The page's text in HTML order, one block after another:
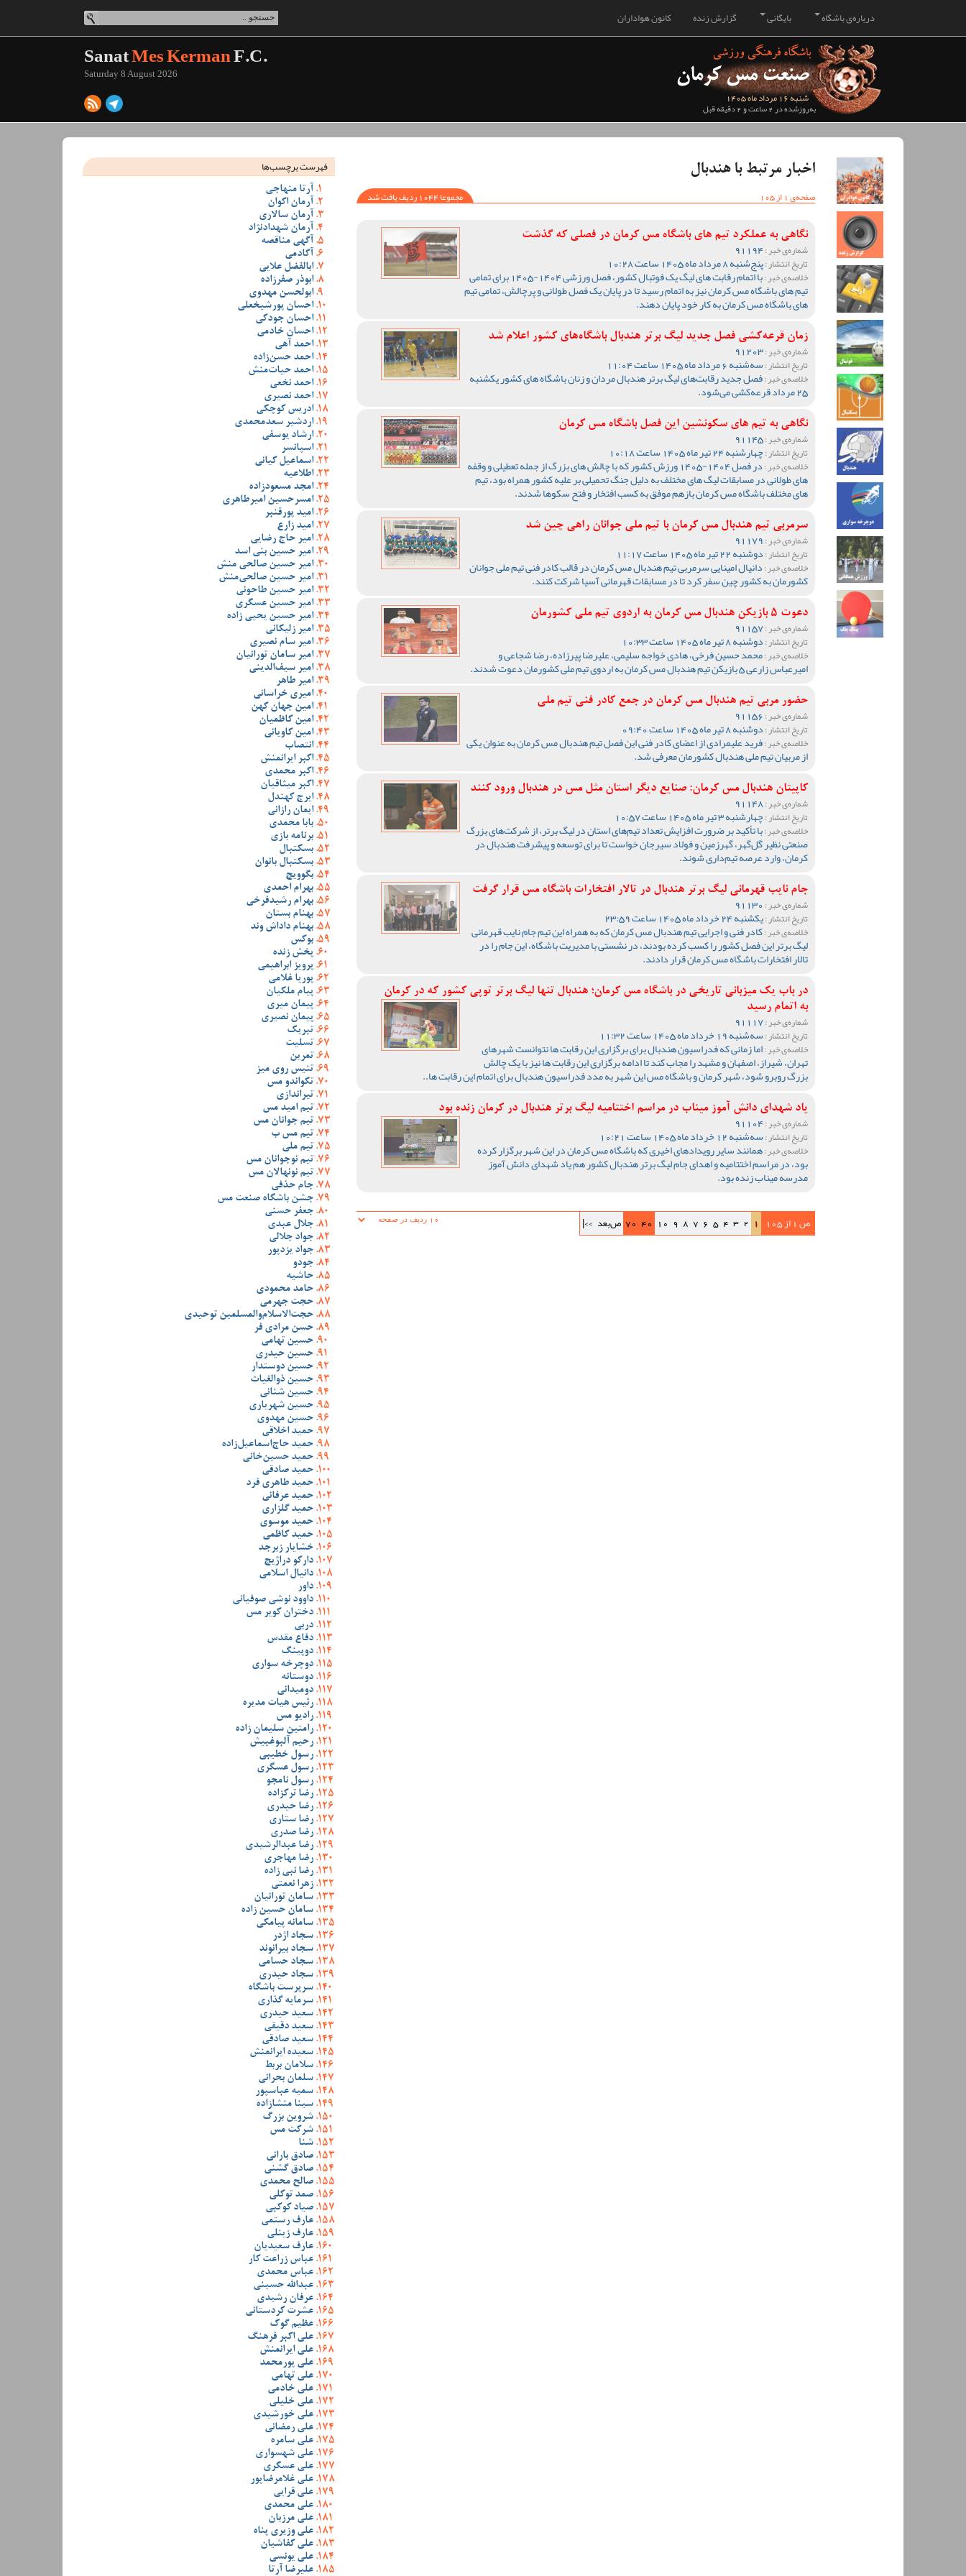
کانون هواداران گزارش زنده بایگانی درباره‌ی باشگاه
شنبه 16 مرداد ماه 1405
به‌روزشده در 2 ساعت و 2 دقیقه قبل
SanatMes KermanF.C.
Saturday 8 August 2026
اخبار مرتبط با هندبال
صفحه‌ی 1 از 105
مجموعا 1044 ردیف یافت شد
نگاهی به عملکرد تیم های باشگاه مس کرمان در فصلی که گذشت
شماره‌ی خبر :91194
تاریخ انتشار :پنج‌شنبه 8 مرداد ماه 1405 ساعت 10:28
خلاصه‌ی خبر : با اتمام رقابت های لیگ یک فوتبال کشور، فصل ورزشی 1404-1405 برای تمامی
تیم های باشگاه مس کرمان نیز به اتمام رسید تا در پایان یک فصل طولانی و پرچالش، تمامی تیم
های باشگاه مس کرمان به کار خود پایان دهند.
زمان قرعه‌کشی فصل جدید لیگ برتر هندبال باشگاه‌های کشور اعلام شد
شماره‌ی خبر :91203
تاریخ انتشار :سه‌شنبه 6 مرداد ماه 1405 ساعت 11:04
خلاصه‌ی خبر :فصل جدید رقابت‌های لیگ برتر هندبال مردان و زنان باشگاه های کشور یکشنبه
25 مرداد قرعه‌کشی می‌شود.
نگاهی به تیم های سکونشین این فصل باشگاه مس کرمان
شماره‌ی خبر :91145
تاریخ انتشار :چهارشنبه 24 تیر ماه 1405 ساعت 10:18
خلاصه‌ی خبر : در فصل 1404-1405 ورزش کشور که با چالش های بزرگ از جمله تعطیلی و وقفه
های طولانی در مسابقات لیگ های مختلف به دلیل جنگ تحمیلی بر علیه کشور همراه بود، تیم
های مختلف باشگاه مس کرمان بازهم موفق به کسب افتخار و فتح سکوها شدند.
سرمربی تیم هندبال مس کرمان با تیم ملی جوانان راهی چین شد
شماره‌ی خبر :
تاریخ انتشار :دوشنبه 22 تیر ماه 1405 ساعت 11:17
خلاصه‌ی خبر :دانیال امینایی سرمربی تیم هندبال مس کرمان در قالب کادر فنی تیم ملی جوانان
کشورمان به کشور چین سفر کرد تا در مسابقات قهرمانی آسیا شرکت کنند.
دعوت 5 بازیکن هندبال مس کرمان به اردوی تیم ملی کشورمان
شماره‌ی خبر :91157
تاریخ انتشار :دوشنبه 8 تیر ماه 1405 ساعت 10:33
خلاصه‌ی خبر :محمد حسین فرخی، هادی خواجه سلیمی، علیرضا پیرزاده، رضا شجاعی و
امیرعباس زارعی 5 بازیکن تیم هندبال مس کرمان به اردوی تیم ملی کشورمان دعوت شدند.
حضور مربی تیم هندبال مس کرمان در جمع کادر فنی تیم ملی
شماره‌ی خبر :
تاریخ انتشار :دوشنبه 8 تیر ماه 1405 ساعت 09:40
خلاصه‌ی خبر :فرید علیمرادی از اعضای کادر فنی این فصل تیم هندبال مس کرمان به عنوان یکی
از مربیان تیم ملی هندبال کشورمان معرفی شد.
کاپیتان هندبال مس کرمان: صنایع دیگر استان مثل مس در هندبال ورود کنند
شماره‌ی خبر :91148
تاریخ انتشار :چهارشنبه 3 تیر ماه 1405 ساعت 10:57
خلاصه‌ی خبر :با تأکید بر ضرورت افزایش تعداد تیم‌های استان در لیگ برتر، از شرکت‌های بزرگ
صنعتی نظیر گل‌گهر، گهرزمین و فولاد سیرجان خواست تا برای توسعه و پیشرفت هندبال در
کرمان، وارد عرصه تیم‌داری شوند.
جام نایب قهرمانی لیگ برتر هندبال در تالار افتخارات باشگاه مس قرار گرفت
شماره‌ی خبر :
تاریخ انتشار :یکشنبه 24 خرداد ماه 1405 ساعت 23:59
خلاصه‌ی خبر :کادر فنی و اجرایی تیم هندبال مس کرمان که به همراه این تیم جام نایب قهرمانی
لیگ برتر این فصل کشور را کسب کرده بودند، در نشستی با مدیریت باشگاه، این جام را در
تالار افتخارات باشگاه مس کرمان قرار دادند.
در باب یک میزبانی تاریخی در باشگاه مس کرمان؛ هندبال تنها لیگ برتر توپی کشور که در کرمان
به اتمام رسید
شماره‌ی خبر :91117
تاریخ انتشار :سه‌شنبه 19 خرداد ماه 1405 ساعت 11:32
خلاصه‌ی خبر :اما زمانی که فدراسیون هندبال برای برگزاری این رقابت ها نتوانست شهرهای
تهران، شیراز، اصفهان و مشهد را مجاب کند تا ادامه برگزاری این رقابت ها نیز با یک چالش
بزرگ روبرو شود، شهر کرمان و باشگاه مس این شهر به مدد فدراسیون هندبال برای اتمام این رقابت ها..
یاد شهدای دانش آموز میناب در مراسم اختتامیه لیگ برتر هندبال در کرمان زنده بود
شماره‌ی خبر :91104
تاریخ انتشار :سه‌شنبه 12 خرداد ماه 1405 ساعت 10:21
خلاصه‌ی خبر :همانند سایر رویدادهای اخیری که باشگاه مس کرمان در این شهر برگزار کرده
بود، در مراسم اختتامیه و اهدای جام لیگ برتر هندبال کشور هم یاد شهدای دانش آموز
مدرسه میناب زنده بود.
ص 1 از 105 1
2
3
4
5
6
7
8
9
10
40
70 ص‌بعد >>|
فهرست برچسب‌ها
آرتا منهاجی
آرمان اکوان
آرمان سالاری
آرمان شهدادنژاد
آگهی مناقصه
آکادمی
ابالفضل علایی
ابوذر صفرزاده
ابولحسن مهدوی
احسان پورشیخعلی
احسان جودکی
احسان خادمی
احمد آهی
احمد حسن‌زاده
احمد حیات‌منش
احمد نخعی
احمد نصیری
ادریس کوچکی
اردشیر سعدمحمدی
ارشاد یوسفی
اسپانسر
اسماعیل کیانی
اطلاعیه
امجد مسعودزاده
امسرحسین امیرطاهری
امید پورقنبر
امید زارع
امیر حاج رضایی
امیر حسین بنی اسد
امیر حسین صالحی منش
امیر حسین صالحی‌منش
امیر حسین طاحونی
امیر حسین عسگری
امیر حسین یحیی زاده
امیر زلیکانی
امیر سام نصیری
امیر سامان تورانیان
امیر سیف‌الدینی
امیر طاهر
امیری خراسانی
امین جهان کهن
امین کاظمیان
امین کاویانی
انتصاب
اکبر ایرانمنش
اکبر محمدی
اکبر میثاقیان
ایرج کهندل
ایمان رازانی
بابا محمدی
برنامه بازی
بسکتبال
بسکتبال بانوان
بگوویچ
بهرام احمدی
بهرام رشیدفرخی
بهنام بستان
بهنام داداش وند
بوکس
پخش زنده
پرویز ابراهیمی
پوریا غلامی
پیام ملکیان
پیمان میری
پیمان نصیری
تبریک
تسلیت
تمرین
تنیس روی میز
تکواندو مس
تیراندازی
تیم امید مس
تیم جوانان مس
تیم مس ب
تیم ملی
تیم نوجوانان مس
تیم نونهالان مس
جام حذفی
جشن باشگاه صنعت مس
جعفر حسنی
جلال عبدی
جواد جلالی
جواد یزدپور
جودو
حاشیه
حامد محمودی
حجت جهرمی
حجت‌الاسلام‌والمسلمین توحیدی
حسن مرادی فر
حسین تهامی
حسین حیدری
حسین دوستدار
حسین ذوالغیاث
حسین شنانی
حسین شهریاری
حسین مهدوی
حمید اخلاقی
حمید حاج‌اسماعیل‌زاده
حمید حسین‌خانی
حمید صادقی
حمید طاهری فرد
حمید عرفانی
حمید گلزاری
حمید موسوی
حمید کاظمی
خشایار زبرجد
دارکو دراژیچ
دانیال اسلامی
داور
داوود نوشی صوفیانی
دختران کویر مس
دربی
دفاع مقدس
دوپینگ
دوچرخه سواری
دوستانه
دومیدانی
رئیس هیات مدیره
رادیو مس
رامتین سلیمان زاده
رحیم آلبوغبیش
رسول خطیبی
رسول عسگری
رسول نامجو
رضا ترکزاده
رضا حیدری
رضا ستاری
رضا صدری
رضا عبدالرشیدی
رضا مهاجری
رضا نبی زاده
زهرا نعمتی
سامان تورانیان
سامان حسین زاده
سامانه پیامکی
سجاد اژدر
سجاد بیرانوند
سجاد حسامی
سجاد حیدری
سرپرست باشگاه
سرمایه گذاری
سعید حیدری
سعید دقیقی
سعید صادقی
سعیده ایرانمنش
سلامان بربط
سلمان بحرانی
سمیه عباسپور
سینا منشازاده
شروین بزرگ
شرکت مس
شنا
صادق بارانی
صادق گشنی
صالح محمدی
صمد توکلی
صیاد کوکبی
عارف رستمی
عارف زینلی
عارف سعیدیان
عباس زراعت کار
عباس محمدی
عبدالله حسینی
عرفان رشیدی
عشرت کردستانی
عظیم گوک
علی اکبر فرهنگ
علی ایرانمنش
علی پورمحمد
علی تهامی
علی خادمی
علی خلیلی
علی خورشیدی
علی رمضانی
علی سامره
علی شهسواری
علی عسگری
علی غلامرضاپور
علی قرایی
علی محمدی
علی مرزبان
علی وزیری پناه
علی کفاشیان
علی یونسی
علیرضا آرتا